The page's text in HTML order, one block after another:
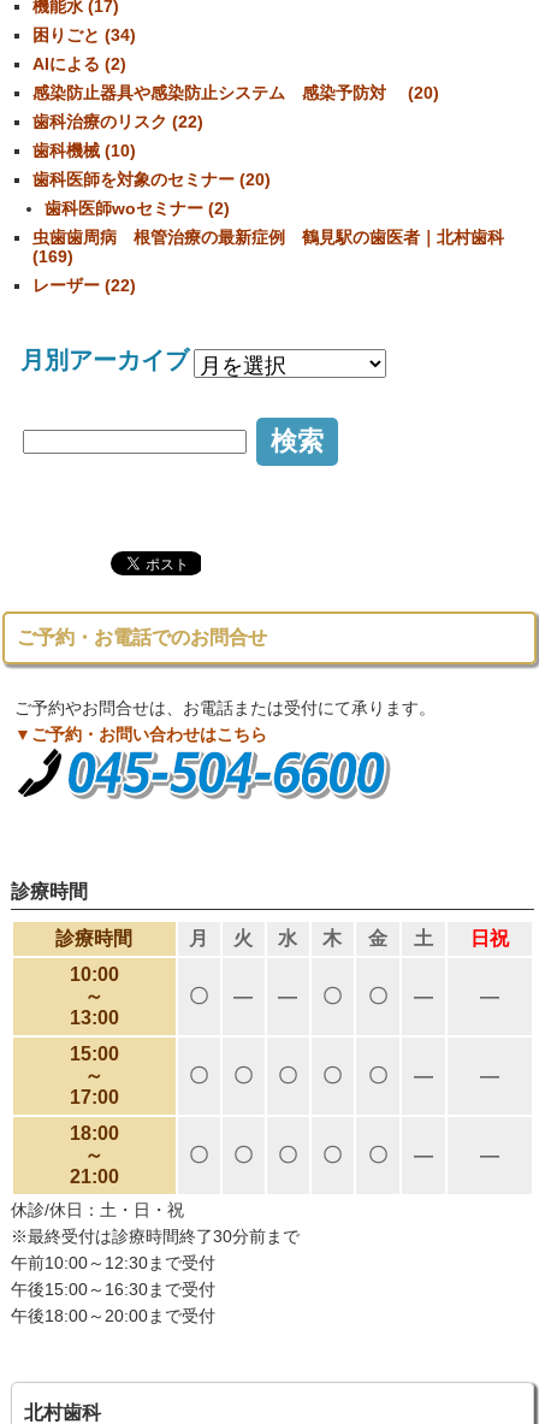
機能水 (17)
困りごと (34)
AIによる (2)
感染防止器具や感染防止システム 感染予防対 (20)
歯科治療のリスク (22)
歯科機械 (10)
歯科医師を対象のセミナー (20)
歯科医師woセミナー (2)
虫歯歯周病 根管治療の最新症例 鶴見駅の歯医者｜北村歯科
(169)
レーザー (22)
月別アーカイブ
ご予約・お電話でのお問合せ
ご予約やお問合せは、お電話または受付にて承ります。
▼ご予約・お問い合わせはこちら
診療時間
診療時間 月 火 水 木 金 土
日祝
10:00
～
13:00
〇 ― ― 〇 〇 ― ―
15:00
～
17:00
〇 〇 〇 〇 〇 ― ―
18:00
～
21:00
〇 〇 〇 〇 〇 ― ―
休診/休日：土・日・祝
※最終受付は診療時間終了30分前まで
午前10:00～12:30まで受付
午後15:00～16:30まで受付
午後18:00～20:00まで受付
北村歯科